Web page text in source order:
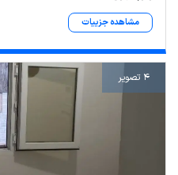
مشاهده جزییات
4 تصویر